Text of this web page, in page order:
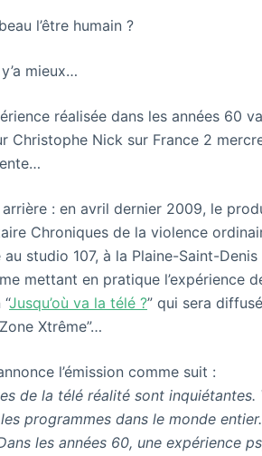
l’être humain ?
mieux…
réalisée dans les années 60
Christophe Nick sur France 2
arrière : en avril dernier 2009, le
Chroniques de la violence
studio 107, à la Plaine-Saint-
mettant en pratique l’expérience
Jusqu’où va la télé ?” qui sera
Xtrême”…
l’émission comme suit :
de la télé réalité sont
programmes dans le monde
les années 60, une expérience